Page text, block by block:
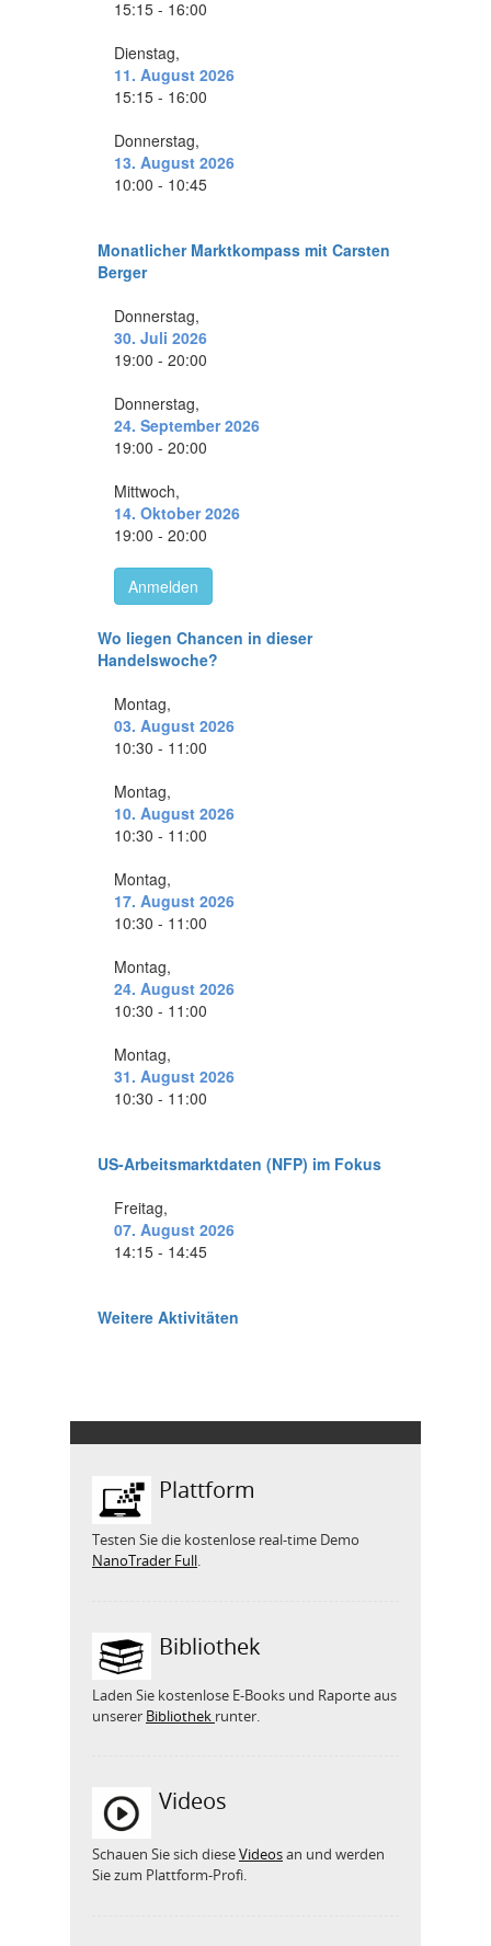
Plattform
Testen Sie die kostenlose real-time Demo
NanoTrader Full.
Bibliothek
Laden Sie kostenlose E-Books und Raporte aus
unserer Bibliothek runter.
Videos
Schauen Sie sich dieseVideosan und werden
Sie zum Plattform-Profi.